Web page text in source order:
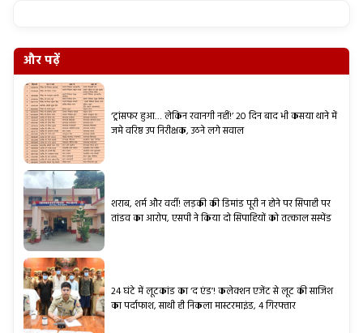
और पढ़ें
‘ट्रांसफर हुआ… लेकिन रवानगी नहीं!’ 20 दिन बाद भी कसया थाने में
जमे वरिष्ठ उप निरीक्षक, उठने लगे सवाल
शराब, शर्म और वर्दी! लड़की की डिमांड पूरी न होने पर सिपाही पर
तांडव का आरोप, एसपी ने किया दो सिपाहियों को तत्काल सस्पेंड
24 घंटे में लूटकांड का ‘द एंड’! कलेक्शन एजेंट से लूट की साजिश
का पर्दाफाश, साथी ही निकला मास्टरमाइंड, 4 गिरफ्तार